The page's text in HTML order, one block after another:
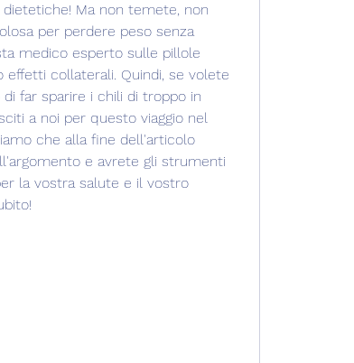
Ma non temete, non
per perdere peso senza
medico esperto sulle pillole
collaterali. Quindi, se volete
far sparire i chili di troppo in
a noi per questo viaggio nel
che alla fine dell'articolo
e avrete gli strumenti
la vostra salute e il vostro